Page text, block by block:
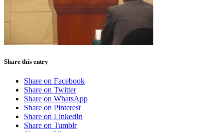
Share this entry
Share on Facebook
Share on Twitter
Share on WhatsApp
Share on Pinterest
Share on LinkedIn
Share on Tumblr